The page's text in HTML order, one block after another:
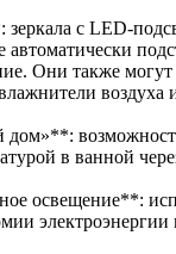
с LED-
автоматически
Они также
воздуха
в ванной
освещение**: